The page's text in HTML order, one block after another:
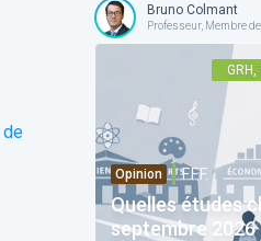
de
Bruno Colmant
Professeur, Membre
Opinion F.F.F.
Quelles études
septembre 2026